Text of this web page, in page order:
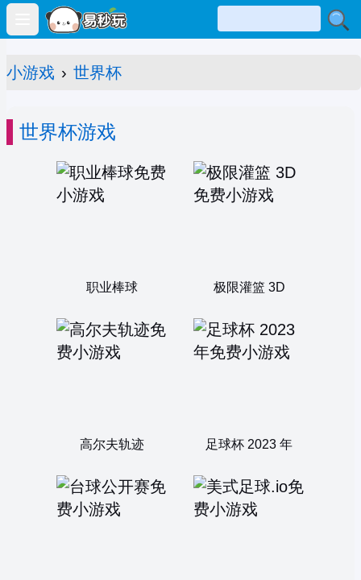
Open main menu
小游戏 › 世界杯
世界杯游戏
职业棒球 极限灌篮 3D
高尔夫轨迹 足球杯 2023 年